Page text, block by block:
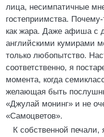
лица, несимпатичные
гостеприимства.
как жара. Даже афиша с
английскими кумирами
только любопытство.
соответственно, я
момента, когда
желающая быть
«Джулай монинг» и не
«Самоцветов».
К собственной печали,